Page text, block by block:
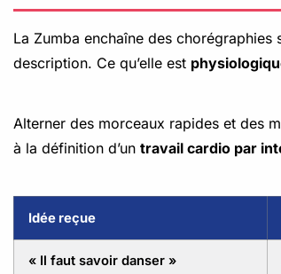
La Zumba enchaîne des
description. Ce qu’elle est
Alterner des morceaux rapides et des
à la définition d’un travail cardio par
Idée reçue
« Il faut savoir danser »